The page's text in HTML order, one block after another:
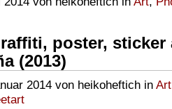
poster,
(2013)
2014 von heikoheftich in Art